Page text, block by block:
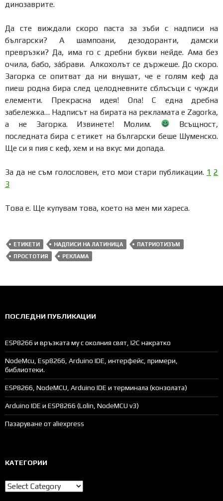
динозаврите.
Да сте виждали скоро паста за зъби с надписи на
български? А шампоани, дезодоранти, дамски
превръзки? Да, има го с дребни букви нейде. Ама без
очила, бабо, зáбрави. Алкохолът се държеше. До скоро.
Загорка се опитват да ни внушат, че е голям кеф да
пиеш родна бира след целодневните сблъсъци с чужди
елементи. Прекрасна идея! Опа! С една дребна
забележка… Надписът на бирата на рекламата е Zagorka,
а не Загорка. Извинете! Молим.
Всъщност,
последната бира с етикет на български беше Шуменско.
Ще си я пия с кеф, хем и на вкус ми допада.
За да не съм голословен, ето мои стари публикации. 1 2
3
Това е. Ще купувам това, което на мен ми хареса.
ЕТИКЕТИ НАДПИСИ НА ЛАТИНИЦА
ПАТРИОТИЗЪМ
ПРОСТОТИЯ
РЕКЛАМА
ПОСЛЕДНИ ПУБЛИКАЦИИ
ESP8266 и връзката му с околния свят, I2C накратко
NodeMcu, Esp8266, Arduino IDE, интерфейс, примери,
библиотеки.
ESP8266, NodeMCU, Arduino IDE и терминала (конзолата)
Arduino IDE и ESP8266 (Lolin, NodeMCU v3)
Пазаруване от aliexpress
КАТЕГОРИИ
Категории